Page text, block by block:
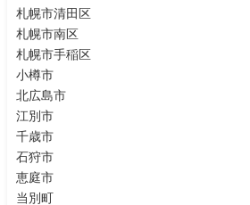
札幌市清田区
札幌市南区
札幌市手稲区
小樽市
北広島市
江別市
千歳市
石狩市
恵庭市
当別町